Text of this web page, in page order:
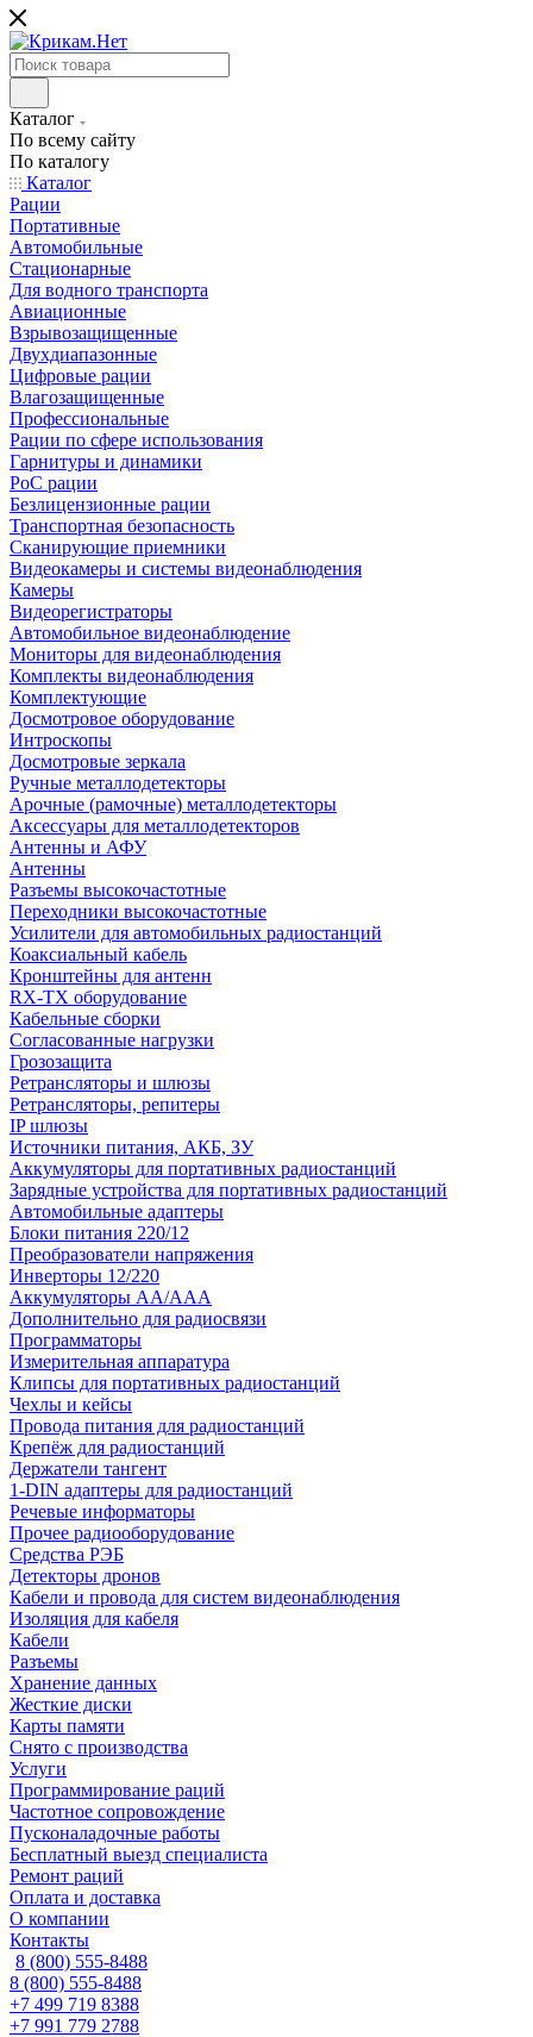
Каталог
По всему сайту
По каталогу
Каталог
Рации
Портативные
Автомобильные
Стационарные
Для водного транспорта
Авиационные
Взрывозащищенные
Двухдиапазонные
Цифровые рации
Влагозащищенные
Профессиональные
Рации по сфере использования
Гарнитуры и динамики
PoC рации
Безлицензионные рации
Транспортная безопасность
Сканирующие приемники
Видеокамеры и системы видеонаблюдения
Камеры
Видеорегистраторы
Автомобильное видеонаблюдение
Мониторы для видеонаблюдения
Комплекты видеонаблюдения
Комплектующие
Досмотровое оборудование
Интроскопы
Досмотровые зеркала
Ручные металлодетекторы
Арочные (рамочные) металлодетекторы
Аксессуары для металлодетекторов
Антенны и АФУ
Антенны
Разъемы высокочастотные
Переходники высокочастотные
Усилители для автомобильных радиостанций
Коаксиальный кабель
Кронштейны для антенн
RX-TX оборудование
Кабельные сборки
Согласованные нагрузки
Грозозащита
Ретрансляторы и шлюзы
Ретрансляторы, репитеры
IP шлюзы
Источники питания, АКБ, ЗУ
Аккумуляторы для портативных радиостанций
Зарядные устройства для портативных радиостанций
Автомобильные адаптеры
Блоки питания 220/12
Преобразователи напряжения
Инверторы 12/220
Аккумуляторы АА/ААА
Дополнительно для радиосвязи
Программаторы
Измерительная аппаратура
Клипсы для портативных радиостанций
Чехлы и кейсы
Провода питания для радиостанций
Крепёж для радиостанций
Держатели тангент
1-DIN адаптеры для радиостанций
Речевые информаторы
Прочее радиооборудование
Средства РЭБ
Детекторы дронов
Кабели и провода для систем видеонаблюдения
Изоляция для кабеля
Кабели
Разъемы
Хранение данных
Жесткие диски
Карты памяти
Снято с производства
Услуги
Программирование раций
Частотное сопровождение
Пусконаладочные работы
Бесплатный выезд специалиста
Ремонт раций
Оплата и доставка
О компании
Контакты
8 (800) 555-8488
8 (800) 555-8488
+7 499 719 8388
+7 991 779 2788